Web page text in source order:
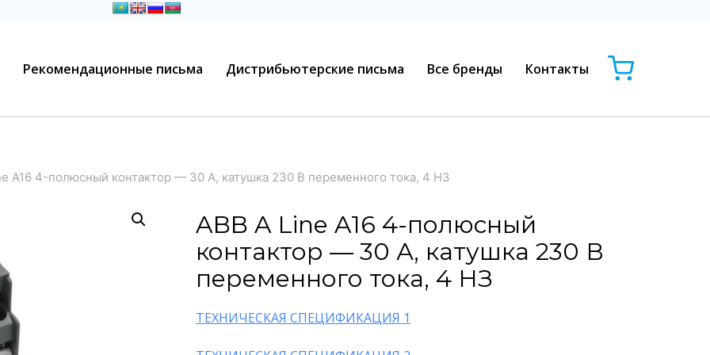
Рекомендационные письма Дистрибьютерские письма Все бренды Контакты
A16 4-полюсный контактор — 30 А, катушка 230 В переменного тока, 4 НЗ
ABB A Line A16 4-полюсный
контактор — 30 А, катушка 230 В
переменного тока, 4 НЗ
ТЕХНИЧЕСКАЯ СПЕЦИФИКАЦИЯ 1